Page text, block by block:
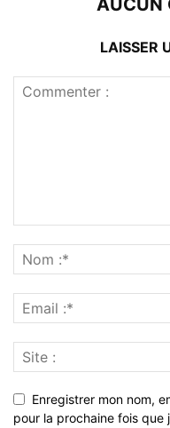
AUCUN
LAISSER
Enregistrer mon nom,
pour la prochaine fois que